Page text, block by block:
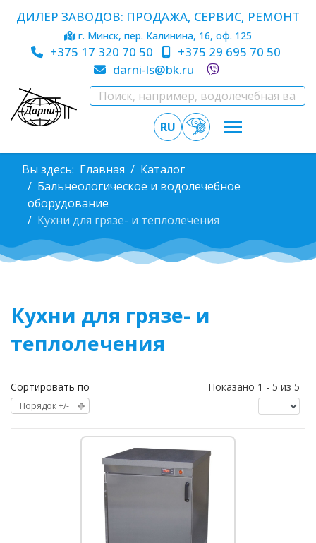
ДИЛЕР ЗАВОДОВ: ПРОДАЖА, СЕРВИС, РЕМОНТ
г. Минск, пер. Калинина, 16, оф. 125
+375 17 320 70 50
+375 29 695 70 50
darni-ls@bk.ru
RU
Вы здесь: Главная
Каталог
Бальнеологическое и водолечебное
оборудование
Кухни для грязе- и теплолечения
Кухни для грязе- и
теплолечения
Сортировать по
Порядок +/-
Показано 1 - 5 из 5